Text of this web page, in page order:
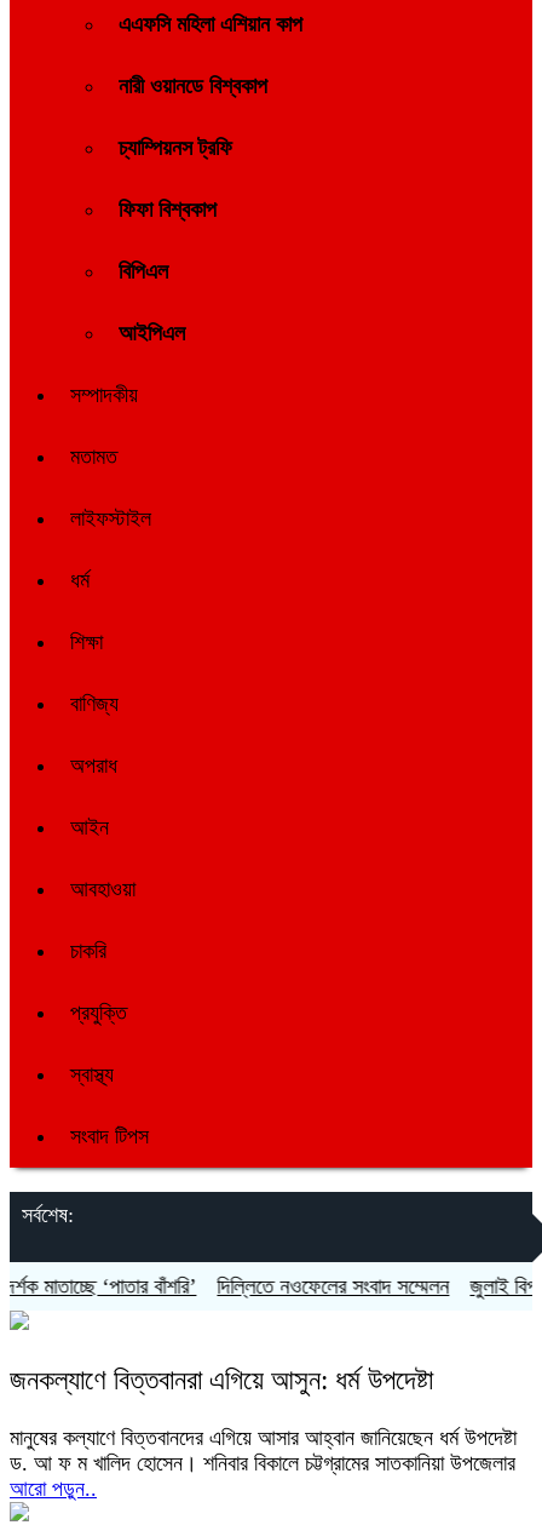
এএফসি মহিলা এশিয়ান কাপ
নারী ওয়ানডে বিশ্বকাপ
চ্যাম্পিয়নস ট্রফি
ফিফা বিশ্বকাপ
বিপিএল
আইপিএল
সম্পাদকীয়
মতামত
লাইফস্টাইল
ধর্ম
শিক্ষা
বাণিজ্য
অপরাধ
আইন
আবহাওয়া
চাকরি
প্রযুক্তি
স্বাস্থ্য
সংবাদ টিপস
সর্বশেষ:
মাতাচ্ছে ‘পাতার বাঁশরি’ দিল্লিতে নওফেলের সংবাদ সম্মেলন জুলাই বিপ্লব:
জনকল্যাণে বিত্তবানরা এগিয়ে আসুন: ধর্ম উপদেষ্টা
মানুষের কল্যাণে বিত্তবানদের এগিয়ে আসার আহ্বান জানিয়েছেন ধর্ম উপদেষ্টা
ড. আ ফ ম খালিদ হোসেন। শনিবার বিকালে চট্টগ্রামের সাতকানিয়া উপজেলার
আরো পড়ুন..